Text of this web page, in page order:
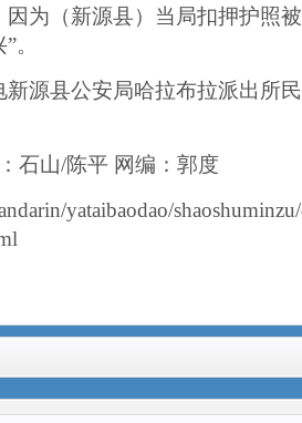
为（新源县）当局扣押护照
。
新源县公安局哈拉布拉派出所
石山/陈平 网编：郭度
yataibaodao/